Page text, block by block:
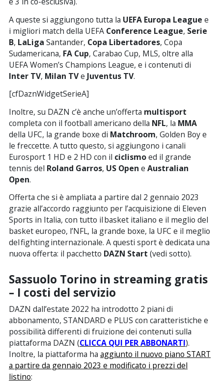
A queste si aggiungono tutta la UEFA Europa League e
i migliori match della UEFA Conference League, Serie
B, LaLiga Santander, Copa Libertadores, Copa
Sudamericana, FA Cup, Carabao Cup, MLS, oltre alla
UEFA Women’s Champions League, e i contenuti di
Inter TV, Milan TVe Juventus TV.
[cfDaznWidgetSerieA]
Inoltre, su DAZN c’è anche un’offerta multisport
completa con il football americano della NFL, la MMA
della UFC, la grande boxe di Matchroom, Golden Boy e
le freccette. A tutto questo, si aggiungono i canali
Eurosport 1 HD e 2 HD con il ciclismoed il grande
tennis del Roland Garros, US Open e Australian
Open.
Offerta che si è ampliata a partire dal 2 gennaio 2023
grazie all’accordo raggiunto per l’acquisizione di Eleven
Sports in Italia, con tutto il basket italiano e il meglio del
basket europeo, l’NFL, la grande boxe, la UFC e il meglio
del fighting internazionale. A questi sport è dedicata una
nuova offerta: il pacchetto DAZN Start (vedi sotto).
Sassuolo Torino in streaming gratis
– I costi del servizio
DAZN dall’estate 2022 ha introdotto 2 piani di
abbonamento, STANDARD e PLUS con caratteristiche e
possibilità differenti di fruizione dei contenuti sulla
piattaforma DAZN (CLICCA QUI PER ABBONARTI).
Inoltre, la piattaforma ha aggiunto il nuovo piano START
a partire da gennaio 2023 e modificato i prezzi del
listino: